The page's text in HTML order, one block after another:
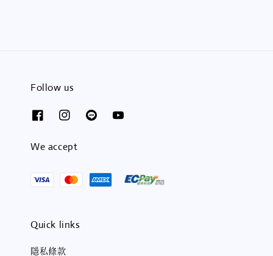
Follow us
We accept
Quick links
隱私條款